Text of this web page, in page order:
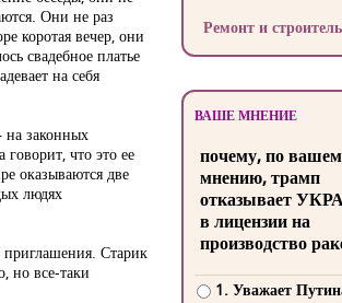
Они не раз
коротая вечер, они
свадебное платье
на себя
на законных
что это ее
оказываются две
людях
приглашения. Старик
но все-таки
Ремонт и
ВАШЕ МНЕНИЕ
почему, по
мнению, трамп
отказывает
в лицензии на
производство
1. Уважает